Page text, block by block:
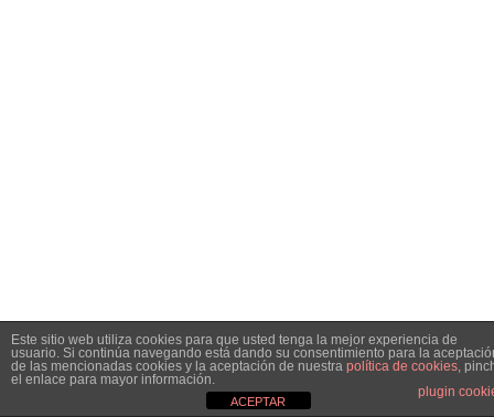
Este sitio web utiliza cookies para que usted tenga la mejor experiencia de
usuario. Si continúa navegando está dando su consentimiento para la
de las mencionadas cookies y la aceptación de nuestra política de cookies,
el enlace para mayor información.
plugin
ACEPTAR